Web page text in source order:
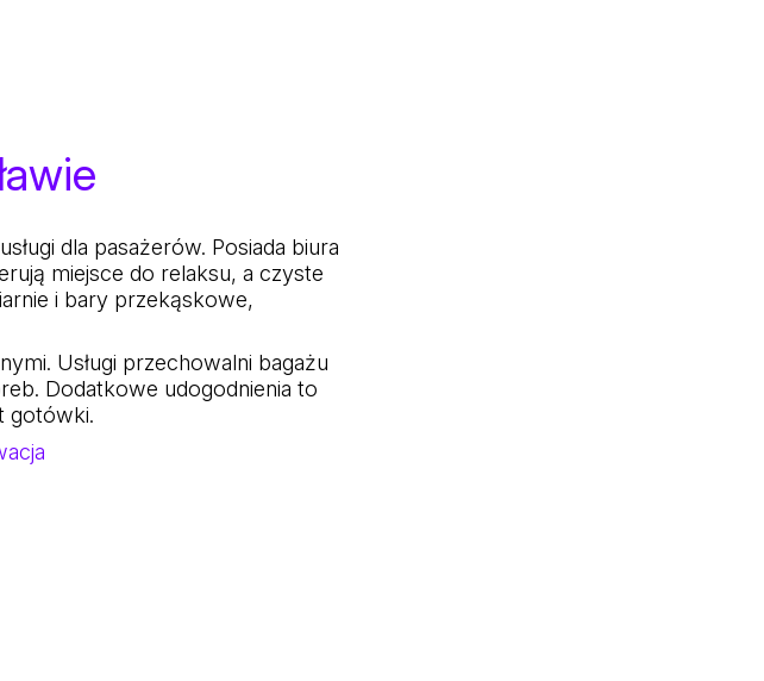
dla pasażerów. Posiada biura
miejsce do relaksu, a czyste
i bary przekąskowe,
Usługi przechowalni bagażu
Dodatkowe udogodnienia to
gotówki.